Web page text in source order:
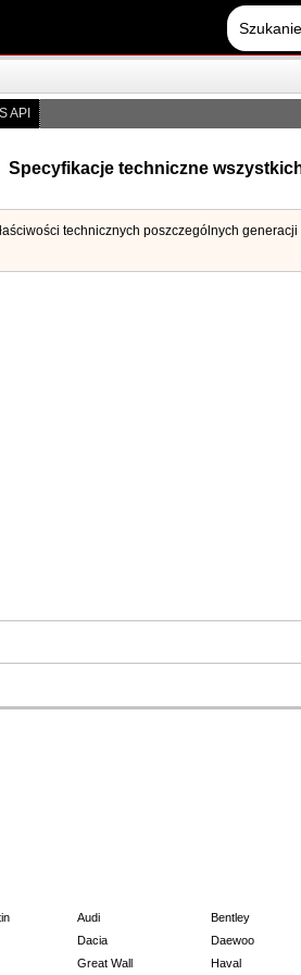
API
Specyfikacje techniczne
technicznych poszczególnych
Audi Bentley
Dacia Daewoo
Great Wall Haval